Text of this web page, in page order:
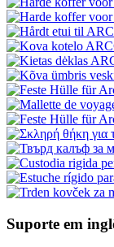
Suporte em